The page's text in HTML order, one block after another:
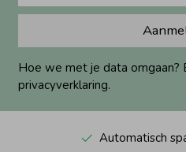
Hoe we met je data omgaan?
privacyverklaring.
Automatisch